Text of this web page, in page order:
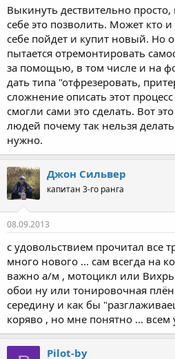
Выкинуть дествительно
себе это позволить. Может кто
себе пойдет и купит новый. Но
пытается отремонтировать
за помощью, в том числе и на
дать типа "отфрезеровать,
сложнение описать этот
смогли сами это сделать. Вот
людей почему так нельзя
нужно.
Джон Сильвер
капитан 3-го ранга
08.09.2013
с удовольствием прочитал все
много нового ... сам всегда на
важно а/м , мотоцикл или Вихрь
обои ну или тонировочная
середину и как бы
коряво , но мне понятно ... всем
Pilot-by